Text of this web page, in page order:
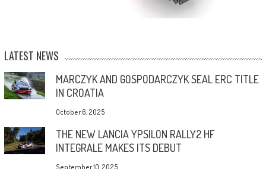
LATEST NEWS
MARCZYK AND GOSPODARCZYK SEAL ERC TITLE
IN CROATIA
October 6, 2025
THE NEW LANCIA YPSILON RALLY2 HF
INTEGRALE MAKES ITS DEBUT
September 10, 2025